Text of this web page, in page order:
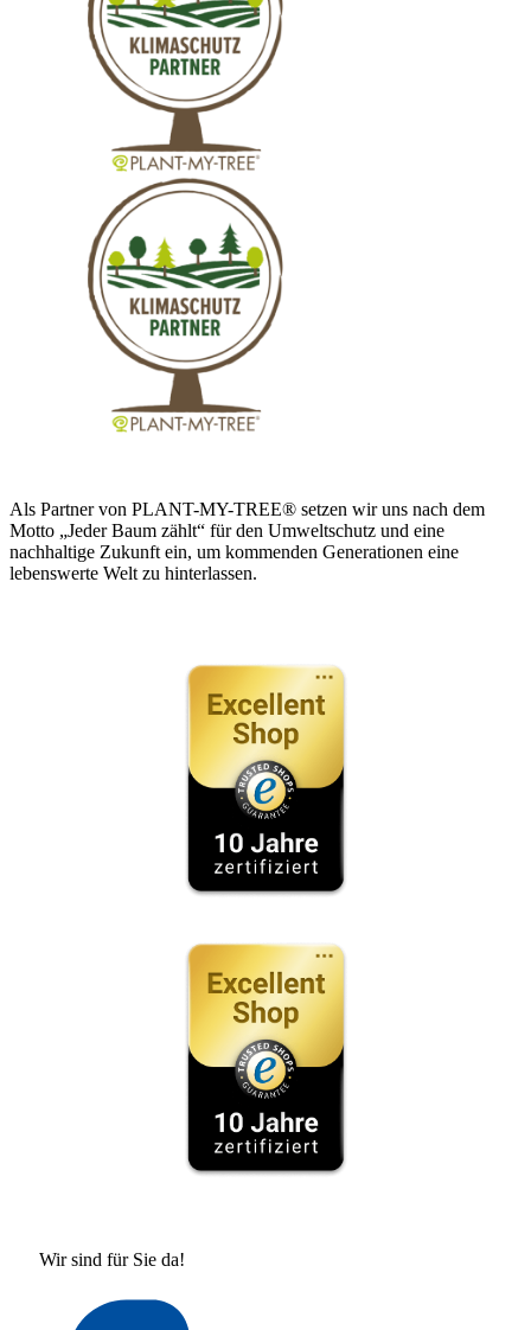
Als Partner von PLANT-MY-TREE® setzen wir uns nach dem
Motto „Jeder Baum zählt“ für den Umweltschutz und eine
nachhaltige Zukunft ein, um kommenden Generationen eine
lebenswerte Welt zu hinterlassen.
Wir sind für Sie da!